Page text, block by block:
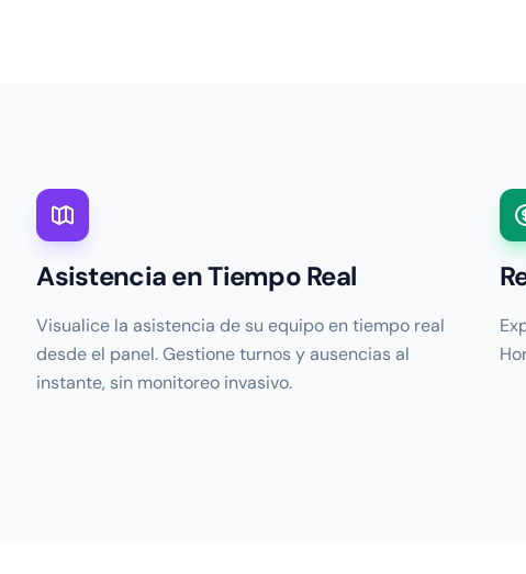
Asistencia en Tiempo Real
Visualice la asistencia de su equipo en tiempo real
desde el panel. Gestione turnos y ausencias al
instante, sin monitoreo invasivo.